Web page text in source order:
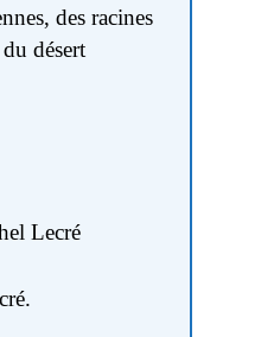
des racines
désert
Lecré